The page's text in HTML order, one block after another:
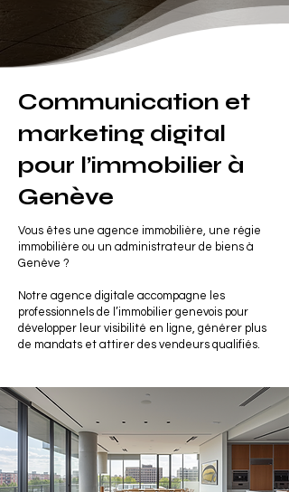
Communication et
marketing digital
pour l’immobilier à
Genève
Vous êtes une agence immobilière, une régie
immobilière ou un administrateur de biens à
Genève ?
Notre agence digitale accompagne les
professionnels de l’immobilier genevois pour
développer leur visibilité en ligne, générer plus
de mandats et attirer des vendeurs qualifiés.